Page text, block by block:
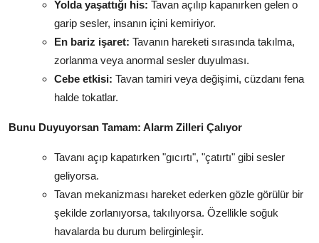
Yolda yaşattığı his: Tavan açılıp kapanırken gelen o
garip sesler, insanın içini kemiriyor.
En bariz işaret: Tavanın hareketi sırasında takılma,
zorlanma veya anormal sesler duyulması.
Cebe etkisi: Tavan tamiri veya değişimi, cüzdanı fena
halde tokatlar.
Bunu Duyuyorsan Tamam: Alarm Zilleri Çalıyor
Tavanı açıp kapatırken "gıcırtı", "çatırtı" gibi sesler
geliyorsa.
Tavan mekanizması hareket ederken gözle görülür bir
şekilde zorlanıyorsa, takılıyorsa. Özellikle soğuk
havalarda bu durum belirginleşir.